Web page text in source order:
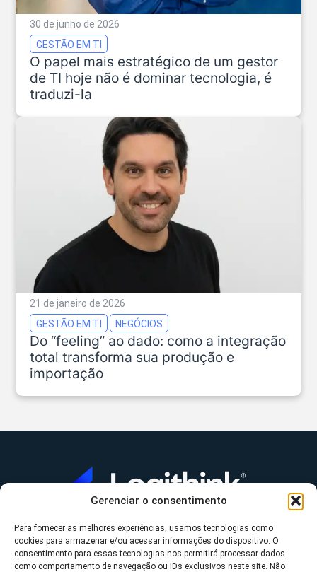
Gerenciar o consentimento
Para fornecer as melhores experiências, usamos tecnologias como
cookies para armazenar e/ou acessar informações do dispositivo. O
consentimento para essas tecnologias nos permitirá processar dados
como comportamento de navegação ou IDs exclusivos neste site. Não
30 de junho de 2026
GESTÃO EM TI
O papel mais estratégico de um gestor
de TI hoje não é dominar tecnologia, é
traduzi-la
21 de janeiro de 2026
GESTÃO EM TI
NEGÓCIOS
Do “feeling” ao dado: como a integração
total transforma sua produção e
importação
A Logithink
O que fazemos